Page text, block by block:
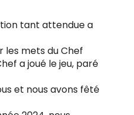
tant attendue a
les mets du Chef
a joué le jeu, paré
et nous avons fêté